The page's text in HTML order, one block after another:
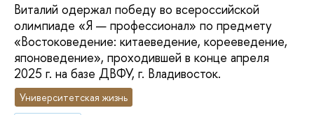
Виталий одержал победу во всероссийской
олимпиаде «Я — профессионал» по предмету
«Востоковедение: китаеведение, корееведение,
японоведение», проходившей в конце апреля
2025 г. на базе ДВФУ, г. Владивосток.
Университетская жизнь